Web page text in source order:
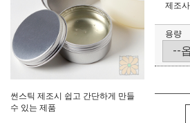
썬스틱 제조시 쉽고 간단하게 만들
수 있는 제품
제조사
용량